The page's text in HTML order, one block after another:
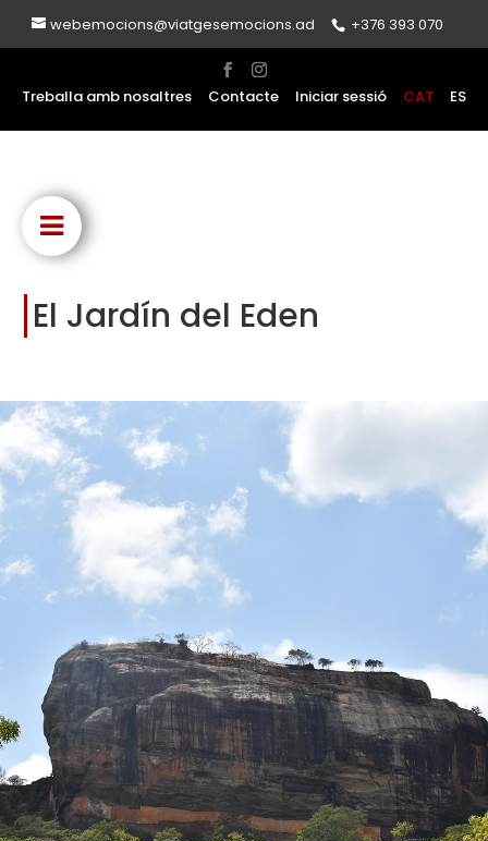
webemocions@viatgesemocions.ad +376 393 070
Treballa amb nosaltres Contacte Iniciar sessió CAT ES
El Jardín del Eden